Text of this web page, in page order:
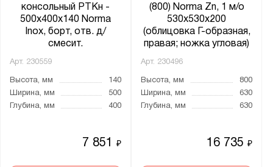
консольный РТКн -
500x400x140 Norma
Inox, борт, отв. д/
смесит.
Арт. 230559
Высота, мм
140
Ширина, мм
500
Глубина, мм
400
7 851₽
(800) Norma Zn, 1 м/о
530x530x200
(облицовка Г-образная,
правая; ножка угловая)
Арт. 230496
Высота, мм
800
Ширина, мм
630
Глубина, мм
630
16 735₽